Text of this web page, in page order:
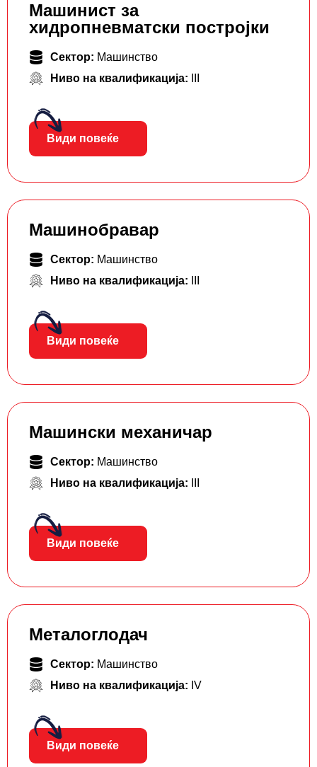
Машинист за
хидропневматски постројки
Сектор: Машинство
Ниво на квалификација:
Види повеќе
Машинобравар
Сектор: Машинство
Ниво на квалификација:
Види повеќе
Машински механичар
Сектор: Машинство
Ниво на квалификација:
Види повеќе
Металоглодач
Сектор: Машинство
Ниво на квалификација: IV
Види повеќе